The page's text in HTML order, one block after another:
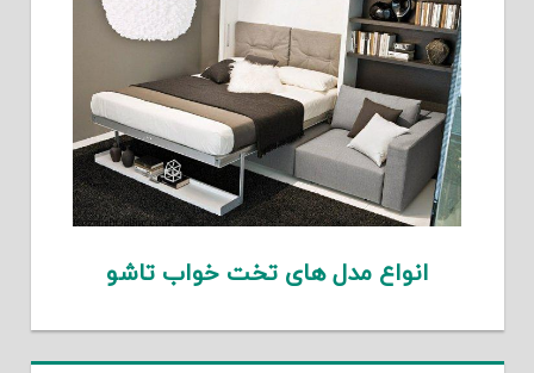
انواع مدل های تخت خواب تاشو